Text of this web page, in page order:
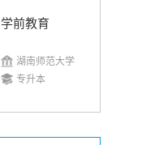
学前教育
湖南师范大学
专升本